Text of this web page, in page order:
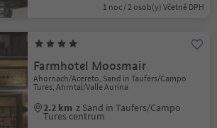
1 noc / 2 osob(y) Včetně DPH
Farmhotel Moosmair
Ahornach/Acereto, Sand in Taufers/Campo
Tures, Ahrntal/Valle Aurina
2.2 km z Sand in Taufers/Campo
Tures centrum